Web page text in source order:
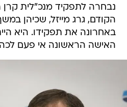
נבחרה לתפקיד מנכ"לית
באחרונה את תפקידו. היא
האישה הראשונה אי פעם